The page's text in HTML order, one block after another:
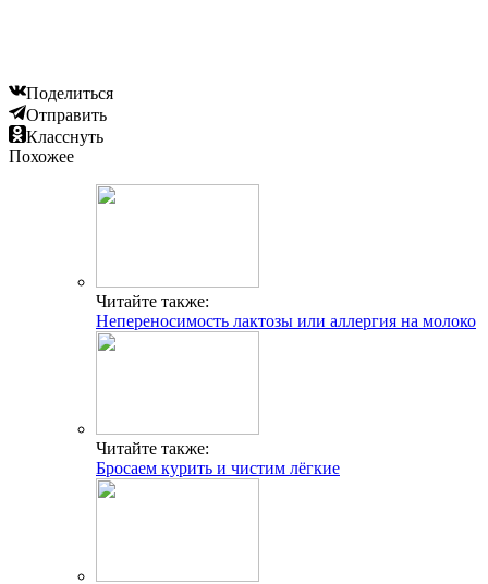
Поделиться
Отправить
Класснуть
Похожее
Читайте также:
Непереносимость лактозы или аллергия на молоко
Читайте также:
Бросаем курить и чистим лёгкие